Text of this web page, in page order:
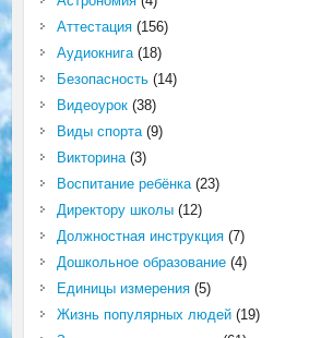
Аттестация(156)
Аудиокнига(18)
Безопасность(14)
Видеоурок(38)
Виды спорта(9)
Викторина(3)
Воспитание ребёнка(23)
Директору школы(12)
Должностная инструкция(7)
Дошкольное образование(4)
Единицы измерения(5)
Жизнь популярных людей(19)